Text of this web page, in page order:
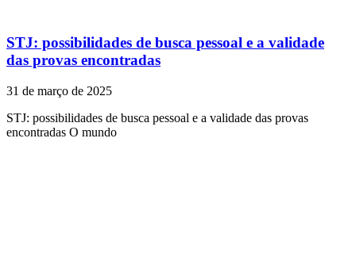
STJ: possibilidades de busca pessoal e a validade
das provas encontradas
31 de março de 2025
STJ: possibilidades de busca pessoal e a validade das provas
encontradas O mundo